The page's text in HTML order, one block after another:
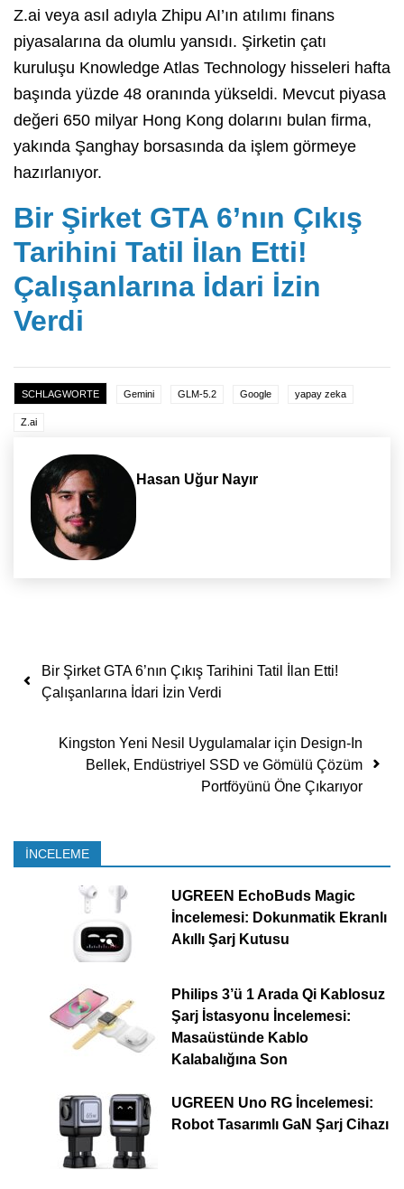
Z.ai veya asıl adıyla Zhipu AI’ın atılımı finans
piyasalarına da olumlu yansıdı. Şirketin çatı
kuruluşu Knowledge Atlas Technology hisseleri hafta
başında yüzde 48 oranında yükseldi. Mevcut piyasa
değeri 650 milyar Hong Kong dolarını bulan firma,
yakında Şanghay borsasında da işlem görmeye
hazırlanıyor.
Bir Şirket GTA 6’nın Çıkış
Tarihini Tatil İlan Etti!
Çalışanlarına İdari İzin
Verdi
SCHLAGWORTE Gemini GLM-5.2 Google yapay zeka
Z.ai
Hasan Uğur Nayır
Yazı dolaşımı
Bir Şirket GTA 6’nın Çıkış Tarihini Tatil İlan Etti!
Çalışanlarına İdari İzin Verdi
Kingston Yeni Nesil Uygulamalar için Design-In
Bellek, Endüstriyel SSD ve Gömülü Çözüm
Portföyünü Öne Çıkarıyor
İNCELEME
UGREEN EchoBuds Magic
İncelemesi: Dokunmatik Ekranlı
Akıllı Şarj Kutusu
Philips 3’ü 1 Arada Qi Kablosuz
Şarj İstasyonu İncelemesi:
Masaüstünde Kablo
Kalabalığına Son
UGREEN Uno RG İncelemesi:
Robot Tasarımlı GaN Şarj Cihazı